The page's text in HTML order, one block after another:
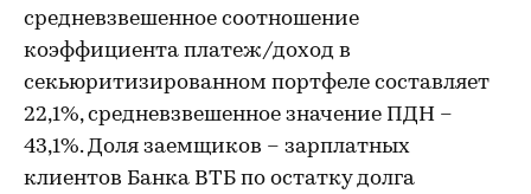
средневзвешенное соотношение
коэффициента платеж/доход в
секьюритизированном портфеле составляет
22,1%, средневзвешенное значение ПДН –
43,1%. Доля заемщиков – зарплатных
клиентов Банка ВТБ по остатку долга